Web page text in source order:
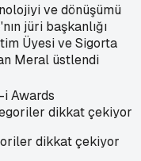
ve dönüşümü
jüri başkanlığı
Üyesi ve Sigorta
Meral üstlendi
Awards
dikkat çekiyor